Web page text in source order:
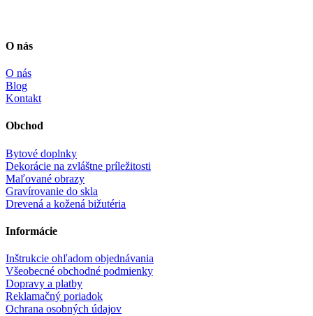
O nás
O nás
Blog
Kontakt
Obchod
Bytové doplnky
Dekorácie na zvláštne príležitosti
Maľované obrazy
Gravírovanie do skla
Drevená a kožená bižutéria
Informácie
Inštrukcie ohľadom objednávania
Všeobecné obchodné podmienky
Dopravy a platby
Reklamačný poriadok
Ochrana osobných údajov